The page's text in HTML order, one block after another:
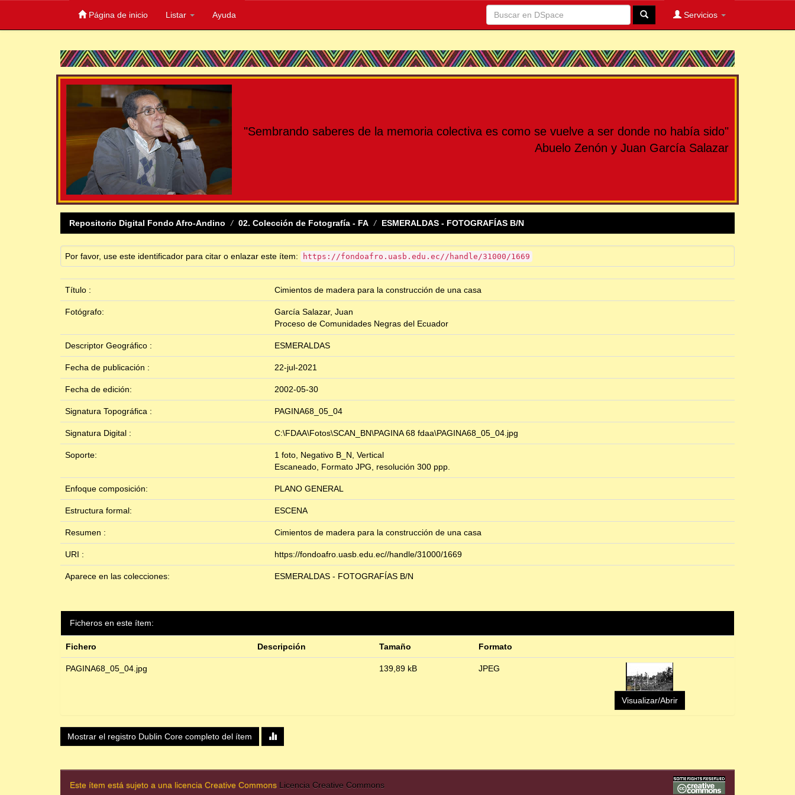
Página de inicio Listar Ayuda Servicios
"Sembrando saberes de la memoria colectiva es como se vuelve a ser donde no había sido"
Abuelo Zenón y Juan García Salazar
Repositorio Digital Fondo Afro-Andino 02. Colección de Fotografía - FA ESMERALDAS - FOTOGRAFÍAS B/N
Por favor, use este identificador para citar o enlazar este ítem: https://fondoafro.uasb.edu.ec//handle/31000/1669
Título : Cimientos de madera para la construcción de una casa
Fotógrafo:
García Salazar, Juan
Proceso de Comunidades Negras del Ecuador
Descriptor Geográfico : ESMERALDAS
Fecha de publicación : 22-jul-2021
Fecha de edición: 2002-05-30
Signatura Topográfica : PAGINA68_05_04
Signatura Digital : C:\FDAA\Fotos\SCAN_BN\PAGINA 68 fdaa\PAGINA68_05_04.jpg
Soporte:
1 foto, Negativo B_N, Vertical
Escaneado, Formato JPG, resolución 300 ppp.
Enfoque composición: PLANO GENERAL
Estructura formal: ESCENA
Resumen : Cimientos de madera para la construcción de una casa
URI : https://fondoafro.uasb.edu.ec//handle/31000/1669
Aparece en las colecciones: ESMERALDAS - FOTOGRAFÍAS B/N
Ficheros en este ítem:
Fichero Descripción Tamaño Formato
PAGINA68_05_04.jpg 139,89 kB JPEG
Visualizar/Abrir
Mostrar el registro Dublin Core completo del ítem
Este ítem está sujeto a una licencia Creative Commons Licencia Creative Commons